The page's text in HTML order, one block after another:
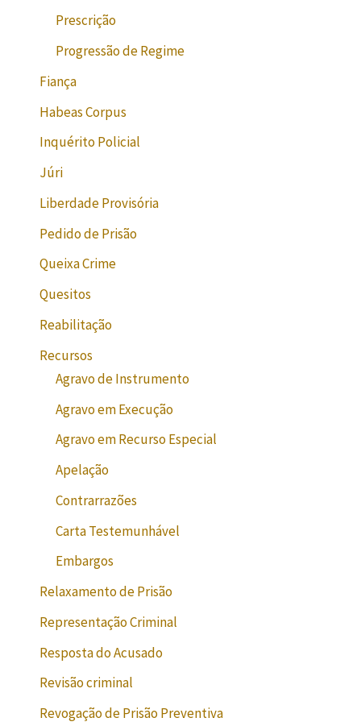
Prescrição
Progressão de Regime
Fiança
Habeas Corpus
Inquérito Policial
Júri
Liberdade Provisória
Pedido de Prisão
Queixa Crime
Quesitos
Reabilitação
Recursos
Agravo de Instrumento
Agravo em Execução
Agravo em Recurso Especial
Apelação
Contrarrazões
Carta Testemunhável
Embargos
Relaxamento de Prisão
Representação Criminal
Resposta do Acusado
Revisão criminal
Revogação de Prisão Preventiva